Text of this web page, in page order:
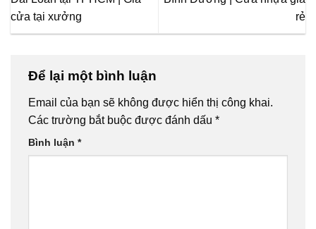
cửa tại xưởng
rẻ
Để lại một bình luận
Email của bạn sẽ không được hiển thị công khai.
Các trường bắt buộc được đánh dấu *
Bình luận *